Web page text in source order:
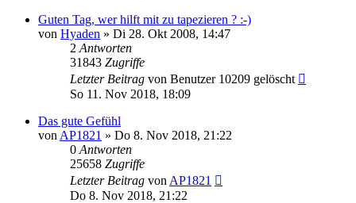
Guten Tag, wer hilft mit zu tapezieren ? :-)
von Hyaden » Di 28. Okt 2008, 14:47
2 Antworten
31843 Zugriffe
Letzter Beitrag von Benutzer 10209 gelöscht
So 11. Nov 2018, 18:09
Das gute Gefühl
von AP1821 » Do 8. Nov 2018, 21:22
0 Antworten
25658 Zugriffe
Letzter Beitrag von AP1821
Do 8. Nov 2018, 21:22